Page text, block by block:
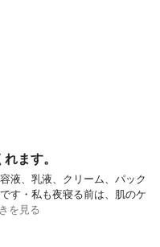
ます。
液、乳液、クリーム、パック
す・私も夜寝る前は、肌のケ
を見る